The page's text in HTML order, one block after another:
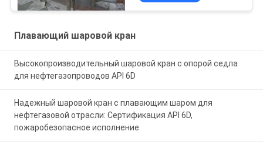
Плавающий шаровой кран
Высокопроизводительный шаровой кран с опорой седла
для нефтегазопроводов API 6D
Надежный шаровой кран с плавающим шаром для
нефтегазовой отрасли: Сертификация API 6D,
пожаробезопасное исполнение